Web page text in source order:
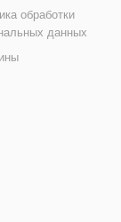
обработки
данных